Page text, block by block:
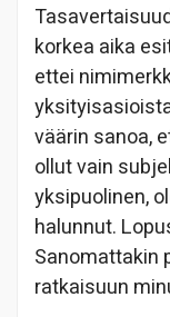
korkea aika
ettei
väärin sanoa,
ollut vain
yksipuolinen,
halunnut.
Sanomattakin
ratkaisuun